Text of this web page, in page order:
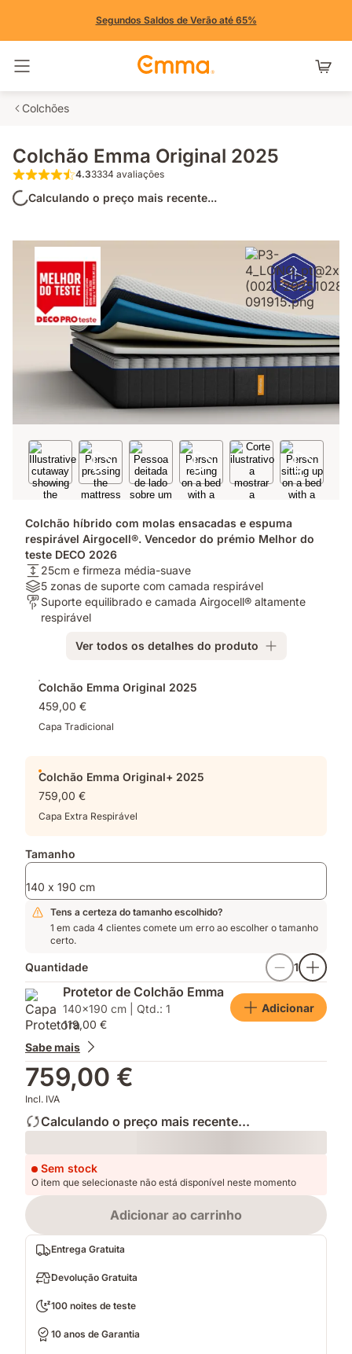
Segundos Saldos de Verão até 65%
Colchões
Colchão Emma Original 2025
4.3 de 5 estrelas 3334 avaliações
4.33334 avaliações
Calculando o preço mais recente...
Colchão híbrido com molas ensacadas e espuma
respirável Airgocell®. Vencedor do prémio Melhor do
teste DECO 2026
Altura:
25cm
e
firmeza
25cm e firmeza média-suave
Materiais:
5
zonas
camada
respirável
5 zonas de suporte com camada respirável
Para
quem?:
equilibrado
camada
Airgocell®
altamente
respirável
Suporte equilibrado e camada Airgocell® altamente
respirável
Ver todos os detalhes do produto
Colchão Emma Original 2025
459,00 €
Capa Tradicional
Colchão Emma Original+ 2025
759,00 €
Capa Extra Respirável
Tamanho
140 x 190 cm
Tens a certeza do tamanho escolhido?
1 em cada 4 clientes comete um erro ao escolher o tamanho
certo.
Quantidade 1
Protetor de Colchão Emma
140x190 cm | Qtd.: 1
119,00 €
Adicionar
Sabe mais
759,00 €
Incl. IVA
Calculando o preço mais recente...
Loading
Sem stock
O item que selecionaste não está disponível neste momento
Adicionar ao carrinho
Entrega Gratuita
Devolução Gratuita
100 noites de teste
10 anos de Garantia